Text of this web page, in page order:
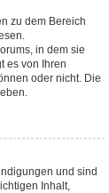
zu dem Bereich
in dem sie
es von Ihren
oder nicht. Die
und sind
Inhalt,